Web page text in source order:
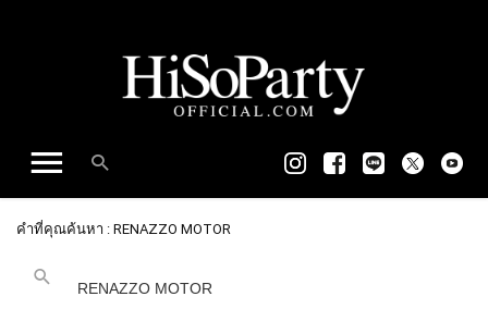
คำที่คุณค้นหา : RENAZZO MOTOR